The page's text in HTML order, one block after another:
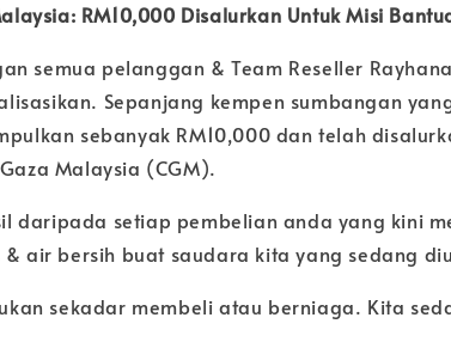
RM10,000 Disalurkan Untuk Misi
semua pelanggan & Team Reseller
Sepanjang kempen sumbangan
sebanyak RM10,000 dan telah
Malaysia (CGM).
daripada setiap pembelian anda yang kini
air bersih buat saudara kita yang sedang
sekadar membeli atau berniaga. Kita